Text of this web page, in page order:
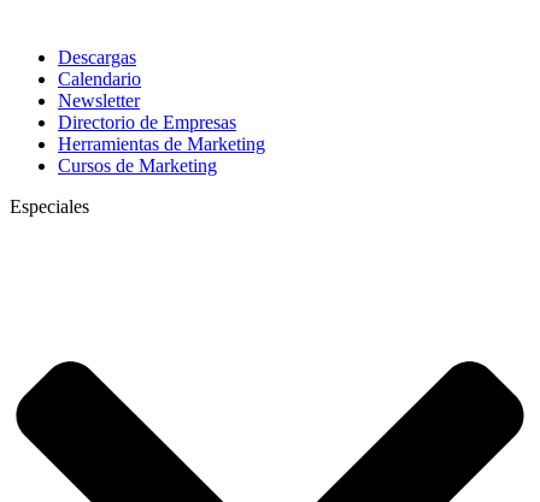
Descargas
Calendario
Newsletter
Directorio de Empresas
Herramientas de Marketing
Cursos de Marketing
Especiales